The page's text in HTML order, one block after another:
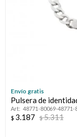
Envío gratis
Pulsera de
48771-80069-48771-
$ 3.187 $5.311